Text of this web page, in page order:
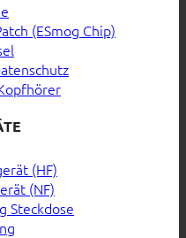
(ESmog Chip)
(HF)
(NF)
Steckdose